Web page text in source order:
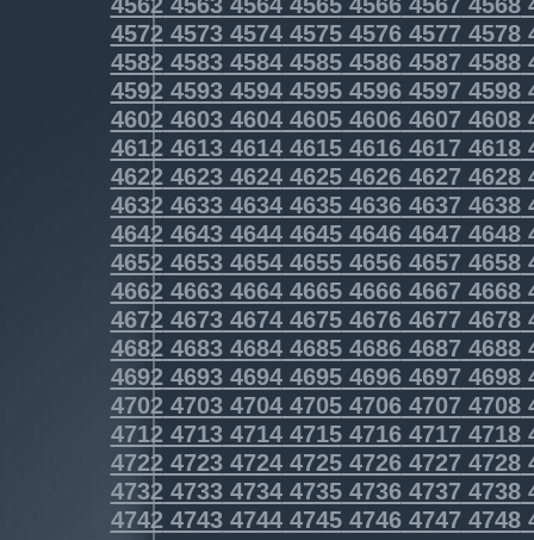
4572457345744575457645774578
4582458345844585458645874588
4592459345944595459645974598
4602460346044605460646074608
4612461346144615461646174618
4622462346244625462646274628
4632463346344635463646374638
4642464346444645464646474648
4652465346544655465646574658
4662466346644665466646674668
4672467346744675467646774678
4682468346844685468646874688
4692469346944695469646974698
4702470347044705470647074708
4712471347144715471647174718
4722472347244725472647274728
4732473347344735473647374738
4742474347444745474647474748